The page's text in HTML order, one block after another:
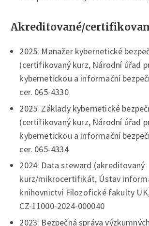
Akreditované/
2025: Manažer kybernetické
(certifikovaný kurz, Národní úřad
kybernetickou a informační
cer. 065-4330
2025: Základy kybernetické
(certifikovaný kurz, Národní úřad
kybernetickou a informační
cer. 065-4334
2024: Data steward (akreditovaný
kurz/mikrocertifikát, Ústav
knihovnictví Filozofické fakulty
CZ-11000-2024-000040
2023: Bezpečná správa